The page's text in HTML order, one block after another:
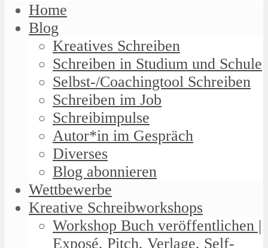
Home
Blog
Kreatives Schreiben
Schreiben in Studium und Schule
Selbst-/Coachingtool Schreiben
Schreiben im Job
Schreibimpulse
Autor*in im Gespräch
Diverses
Blog abonnieren
Wettbewerbe
Kreative Schreibworkshops
Workshop Buch veröffentlichen |
Exposé, Pitch, Verlage, Self-